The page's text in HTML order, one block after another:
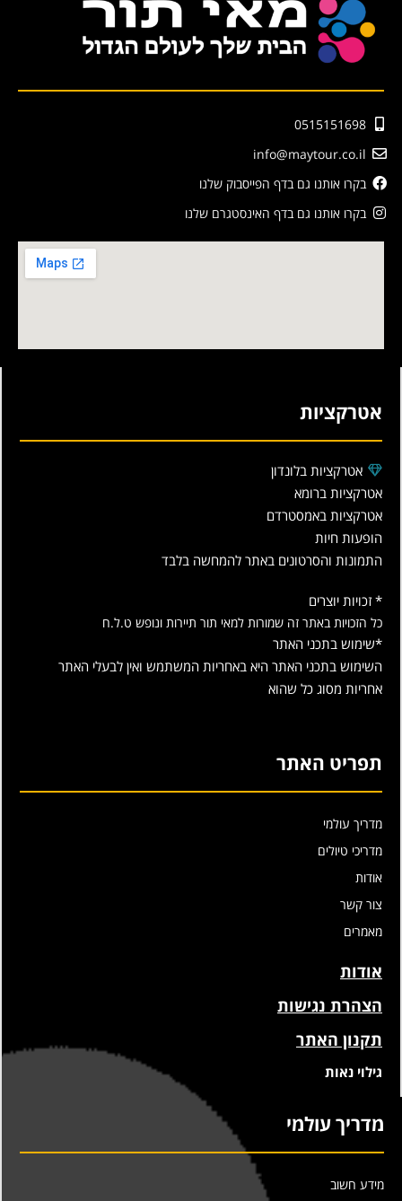
0515151698
info@maytour.co.il
בקרו אותנו גם בדף הפייסבוק שלנו
בקרו אותנו גם בדף האינסטגרם שלנו
אטרקציות
אטרקציות בלונדון
אטרקציות ברומא
אטרקציות באמסטרדם
הופעות חיות
התמונות והסרטונים באתר להמחשה בלבד
* זכויות יוצרים
כל הזכויות באתר זה שמורות למאי תור תיירות ונופש ט.ל.ח
*שימוש בתכני האתר
השימוש בתכני האתר היא באחריות המשתמש ואין לבעלי האתר
אחריות מסוג כל שהוא
תפריט האתר
מדריך עולמי
מדריכי טיולים
אודות
צור קשר
מאמרים
אודות
הצהרת נגישות
תקנון האתר
גילוי נאות
מדריך עולמי
מידע חשוב